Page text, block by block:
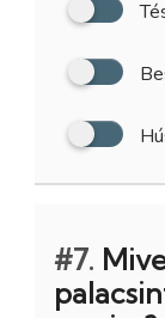
#7.